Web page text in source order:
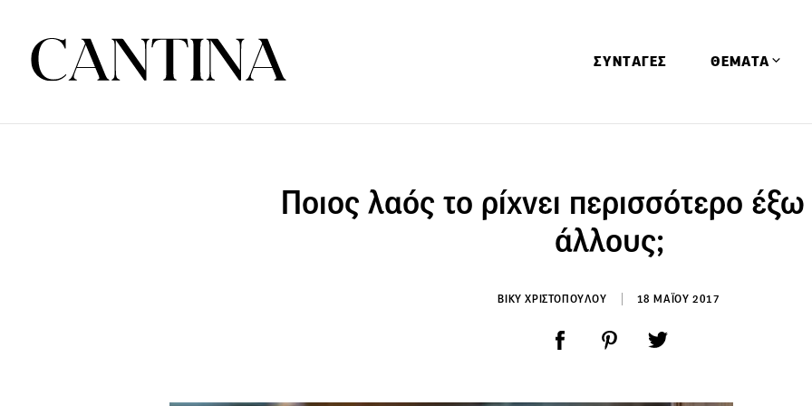
ΣΥΝΤΑΓΕΣ ΘΕΜΑΤΑ
Αφιερώματα
Ειδήσεις
Παιδί
Ποιος λαός το ρίχνει περισσότερο
άλλους;
ΒΙΚΥ ΧΡΙΣΤΟΠΟΥΛΟΥ 18 ΜΑΪΟΥ 2017